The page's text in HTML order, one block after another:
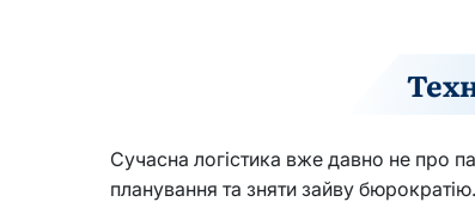
Сучасна логістика вже давно не про
планування та зняти зайву